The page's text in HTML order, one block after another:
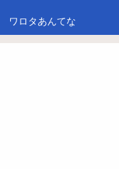
ワロタあんてな